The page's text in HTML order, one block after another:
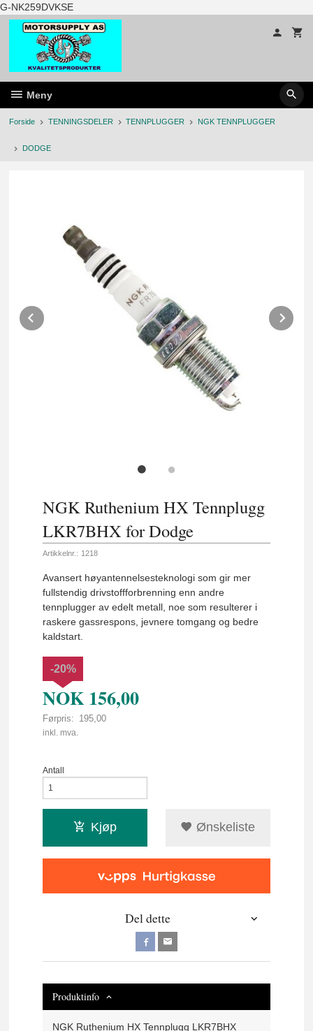
G-NK259DVKSEGå
til
innholdet
Meny
Forside TENNINGSDELER TENNPLUGGER NGK TENNPLUGGER
DODGE
Prev
NGK Ruthenium HX Tennplugg
LKR7BHX for Dodge
Artikkelnr.: 1218
Avansert høyantennelsesteknologi som gir mer
fullstendig drivstoffforbrenning enn andre
tennplugger av edelt metall, noe som resulterer i
raskere gassrespons, jevnere tomgang og bedre
kaldstart.
NOK 156,00
Førpris: 195,00
Rabatt
-20%
inkl. mva.
Antall
Kjøp Ønskeliste
Del dette
Produktinfo
NGK Ruthenium HX Tennplugg LKR7BHX